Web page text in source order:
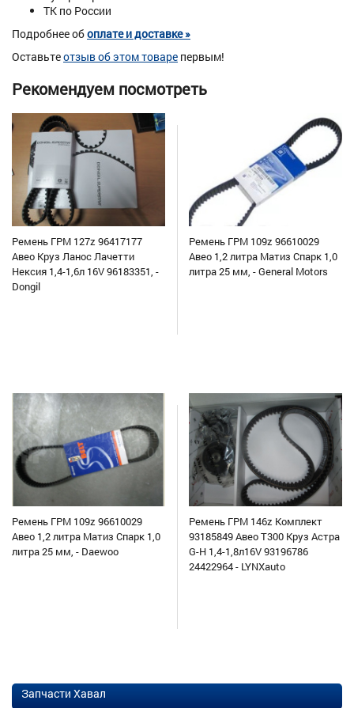
ТК по России
Подробнее обоплате и доставке »
Оставьтеотзыв об этом товаре первым!
Рекомендуем посмотреть
Ремень ГРМ 127z 96417177
Авео Круз Ланос Лачетти
Нексия 1,4-1,6л 16V 96183351, -
Dongil
Ремень ГРМ 109z 96610029
Авео 1,2 литра Матиз Спарк 1,0
литра 25 мм, - General Motors
Ремень ГРМ 109z 96610029
Авео 1,2 литра Матиз Спарк 1,0
литра 25 мм, - Daewoo
Ремень ГРМ 146z Комплект
93185849 Авео Т300 Круз Астра
G-H 1,4-1,8л16V 93196786
24422964 - LYNXauto
Запчасти Хавал